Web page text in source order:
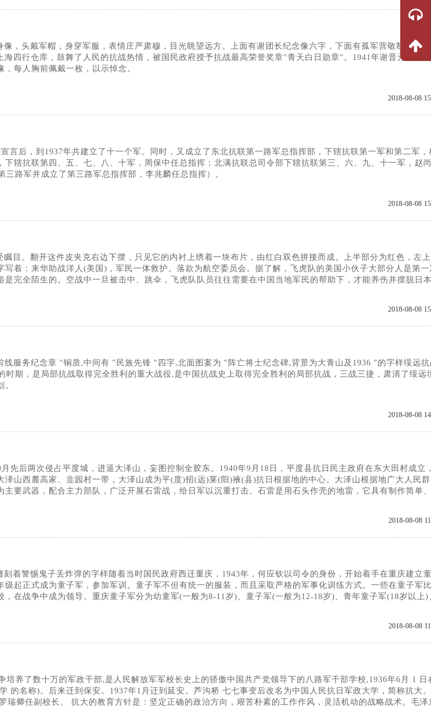
，头戴军帽，身穿军服，表情庄严肃穆，目光眺望远方。上面有谢团长纪念像六字，下面有孤军营敬制字样
四行仓库，鼓舞了人民的抗战热情，被国民政府授予抗战最高荣誉奖章"青天白日勋章"。1941年谢晋元遇害
每人胸前佩戴一枚，以示悼念。
2018-08-08
言后，到1937年共建立了十一个军。同时，又成立了东北抗联第一路军总指挥部，下辖抗联第一军和第二军，
辖抗联第四、五、七、八、十军，周保中任总指挥；北满抗联总司令部下辖抗联第三、六、九、十一军，赵
路军并成立了第三路军总指挥部，李兆麟任总指挥）。
2018-08-08
目。翻开这件皮夹克右边下摆，只见它的内衬上绣着一块布片，由红白双色拼接而成。上半部分为红色，左
着：来华助战洋人(美国)，军民一体救护。落款为航空委员会。据了解，飞虎队的美国小伙子大部分人是第
完全陌生的。空战中一旦被击中、跳伞，飞虎队队员往往需要在中国当地军民的帮助下，才能养伤并摆脱日
2018-08-08
线服务纪念章 "铜质,中间有 "民族先锋 "四字,北面图案为 "阵亡将士纪念碑,背景为大青山及1936 "的字样绥远
时期，是局部抗战取得完全胜利的重大战役,是中国抗战史上取得完全胜利的局部抗战，三战三捷，肃清了绥远
2018-08-08
先后两次侵占平度城，进逼大泽山，妄图控制全胶东。1940年9月18日，平度县抗日民主政府在东大田村成立
泽山西麓高家、韭园村一带，大泽山成为平(度)招(远)莱(阳)掖(县)抗日根据地的中心。大泽山根据地广大人民
要武器，配合主力部队，广泛开展石雷战，给日军以沉重打击。石雷是用石头作壳的地雷，它具有制作简单
2018-08-08
着警惕鬼子丢炸弹的字样随着当时国民政府西迁重庆，1943年，何应钦以司令的身份，开始着手在重庆建立
起正式成为童子军，参加军训。童子军不但有统一的服装，而且采取严格的军事化训练方式。一些在童子军
在战争中成为领导。重庆童子军分为幼童军(一般为8-11岁)、童子军(一般为12-18岁)、青年童子军(18岁以上)
2018-08-08
培养了数十万的军政干部,是人民解放军军校长史上的骄傲中国共产党领导下的八路军干部学校,1936年6月 1 日
的名称)。后来迁到保安。1937年1月迁到延安。芦沟桥 七七事变后改名为中国人民抗日军政大学，简称抗大
瑞卿任副校长。 抗大的教育方针是：坚定正确的政治方向，艰苦朴素的工作作风，灵活机动的战略战术。毛泽